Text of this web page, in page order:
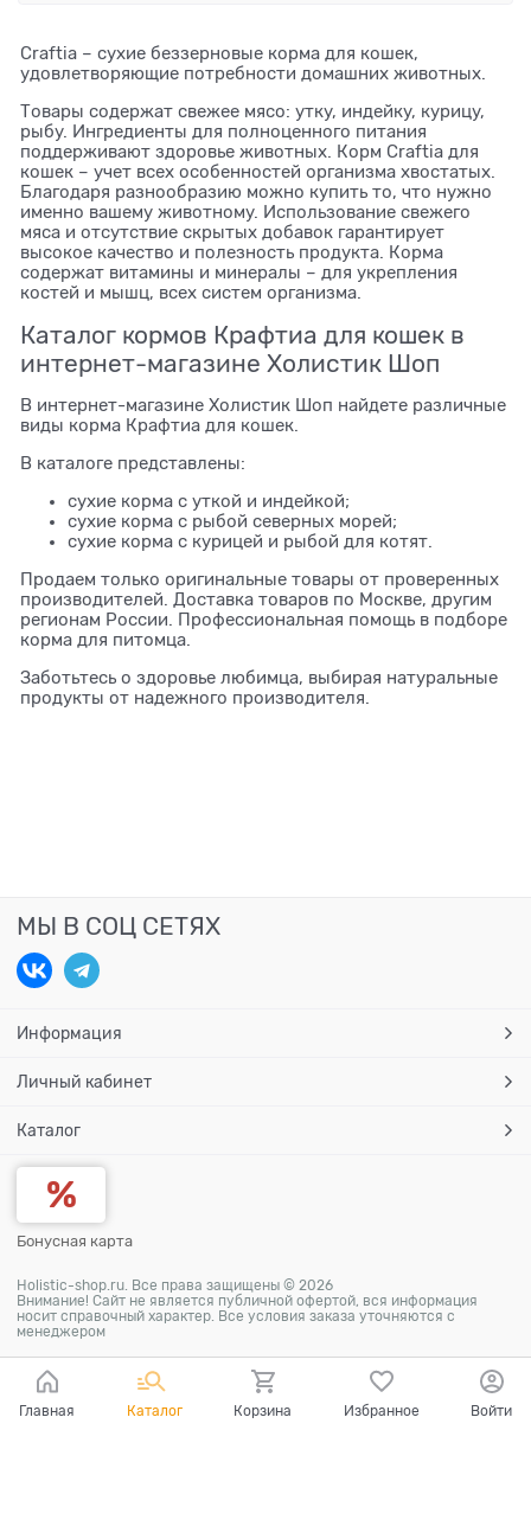
Craftia – сухие беззерновые корма для кошек,
удовлетворяющие потребности домашних животных.
Товары содержат свежее мясо: утку, индейку, курицу,
рыбу. Ингредиенты для полноценного питания
поддерживают здоровье животных. Корм Craftia для
кошек – учет всех особенностей организма хвостатых.
Благодаря разнообразию можно купить то, что нужно
именно вашему животному. Использование свежего
мяса и отсутствие скрытых добавок гарантирует
высокое качество и полезность продукта. Корма
содержат витамины и минералы – для укрепления
костей и мышц, всех систем организма.
Каталог кормов Крафтиа для кошек в
интернет-магазине Холистик Шоп
В интернет-магазине Холистик Шоп найдете различные
виды корма Крафтиа для кошек.
В каталоге представлены:
сухие корма с уткой и индейкой;
сухие корма с рыбой северных морей;
сухие корма с курицей и рыбой для котят.
Продаем только оригинальные товары от проверенных
производителей. Доставка товаров по Москве, другим
регионам России. Профессиональная помощь в подборе
корма для питомца.
Заботьтесь о здоровье любимца, выбирая натуральные
продукты от надежного производителя.
МЫ В СОЦ СЕТЯХ
Информация
Личный кабинет
Каталог
Бонусная карта
Holistic-shop.ru. Все права защищены © 2026
Внимание! Сайт не является публичной офертой, вся информация
носит справочный характер. Все условия заказа уточняются с
менеджером
Главная Каталог Корзина Избранное Войти